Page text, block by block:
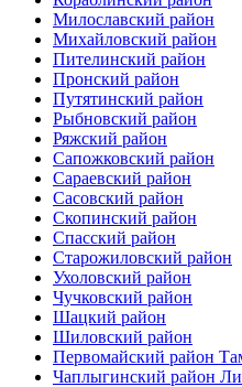
Милославский район
Михайловский район
Пителинский район
Пронский район
Путятинский район
Рыбновский район
Ряжский район
Сапожковский район
Сараевский район
Сасовский район
Скопинский район
Спасский район
Старожиловский район
Ухоловский район
Чучковский район
Шацкий район
Шиловский район
Первомайский район
Чаплыгинский район